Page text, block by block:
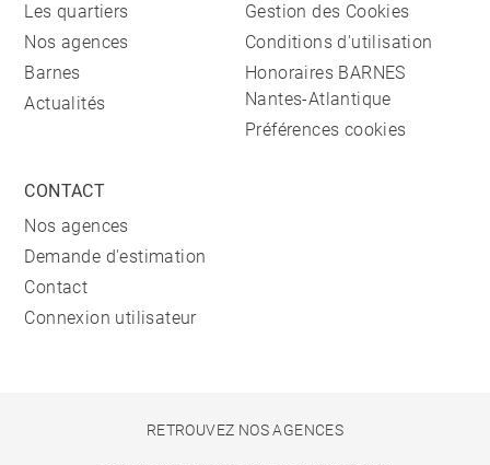
Les quartiers
Nos agences
Barnes
Actualités
Gestion des Cookies
Conditions d'utilisation
Honoraires BARNES
Nantes-Atlantique
Préférences cookies
CONTACT
Nos agences
Demande d'estimation
Contact
Connexion utilisateur
RETROUVEZ NOS AGENCES